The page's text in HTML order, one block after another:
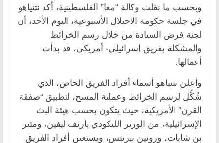
وبحسب ما نقلت وكالة “معا” الفلسطينية، أكد نتنياهو
في جلسة حكومة الاحتلال الأسبوعية، اليوم الأحد، أن
لجنة فرض السيادة من خلال رسم الخرائط
والمشكلة بفريق إسرائيلي- أمريكي، قد بدأت
أعمالها.
وأعلن نتنياهو أسماء أفراد الفريق الخاص، الذي
شُكِّل لرسم الخرائط وعملية المسح، لتطبيق “صفقة
القرن” الأمريكية، حيث يتكون بحسب هيئة البث
الإسرائيلية، من الوزير الليكودي ياريف ليفين، ومئير
بن شابات، ورونين بيريتس، ويستعين أفراد الفريق